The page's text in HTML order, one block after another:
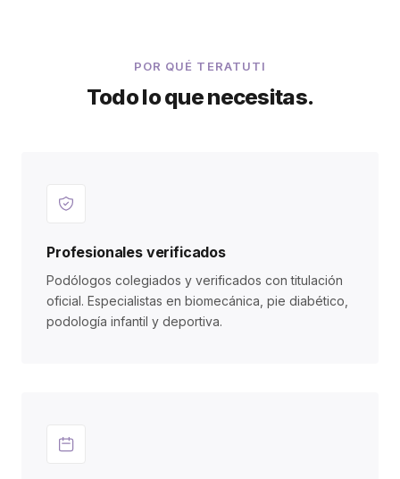
POR QUÉ TERATUTI
Todo lo que necesitas.
Profesionales verificados
Podólogos colegiados y verificados con titulación
oficial. Especialistas en biomecánica, pie diabético,
podología infantil y deportiva.